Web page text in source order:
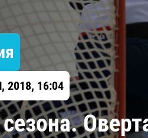
Шанхайские Драконы
2018, 16:04
сезона.